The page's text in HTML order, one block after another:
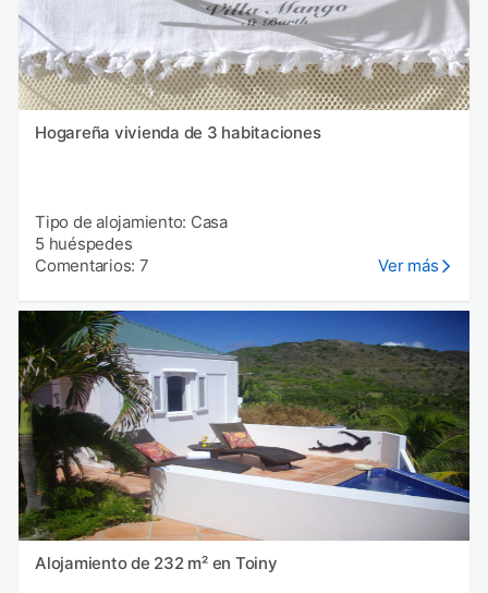
Hogareña vivienda de 3 habitaciones
Tipo de alojamiento: Casa
5 huéspedes
Comentarios: 7
Ver más
Alojamiento de 232 m² en Toiny